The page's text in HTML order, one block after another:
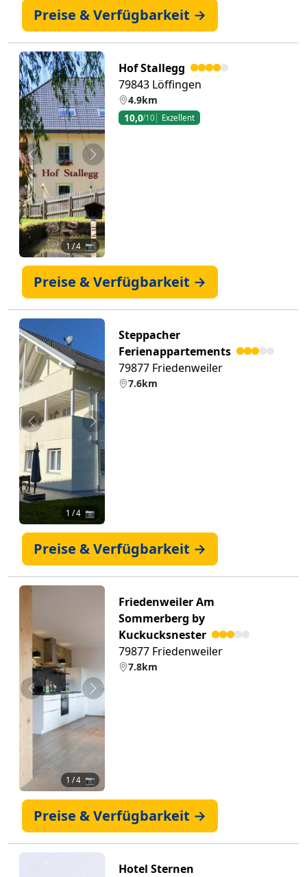
Preise & Verfügbarkeit →
Zurück Weiter
1/ 4 📷
Hof Stallegg
79843 Löffingen
4.9km
10,0/10 Exzellent
Preise & Verfügbarkeit →
Zurück Weiter
1 / 4 📷
Steppacher
Ferienappartements
79877 Friedenweiler
7.6km
Preise & Verfügbarkeit →
Zurück Weiter
1 / 4 📷
Friedenweiler Am
Sommerberg by
Kuckucksnester
79877 Friedenweiler
7.8km
Preise & Verfügbarkeit →
Hotel Sternen